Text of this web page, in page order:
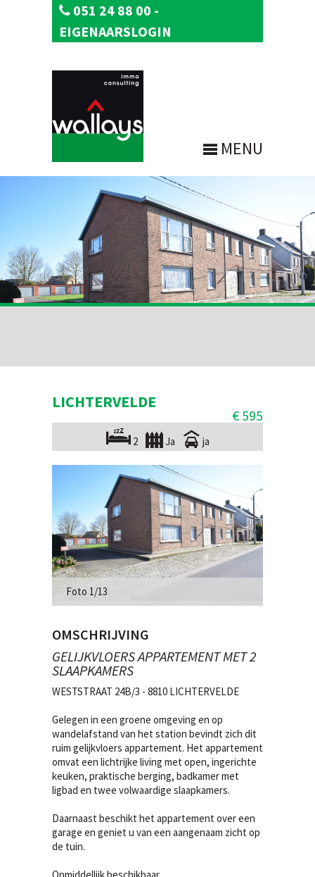
051 24 88 00 -
EIGENAARSLOGIN
MENU
LICHTERVELDE
€ 595
2 Ja ja
Foto 1/13
OMSCHRIJVING
GELIJKVLOERS APPARTEMENT MET 2
SLAAPKAMERS
WESTSTRAAT 24B/3 - 8810 LICHTERVELDE
Gelegen in een groene omgeving en op
wandelafstand van het station bevindt zich dit
ruim gelijkvloers appartement. Het appartement
omvat een lichtrijke living met open, ingerichte
keuken, praktische berging, badkamer met
ligbad en twee volwaardige slaapkamers.
Daarnaast beschikt het appartement over een
garage en geniet u van een aangenaam zicht op
de tuin.